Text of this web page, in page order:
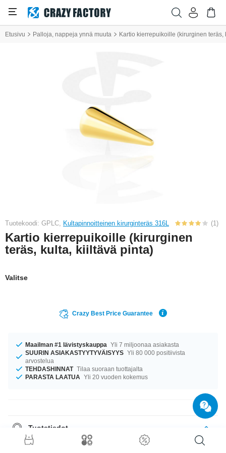
Etusivu Palloja, nappeja ynnä muuta Kartio kierrepuikoille (kirurginen teräs,
Tuotekoodi: GPLC, Kultapinnoitteinen kirurginteräs 316L (1)
Kartio kierrepuikoille (kirurginen
teräs, kulta, kiiltävä pinta)
Valitse
Crazy Best Price Guarantee
Maailman #1 lävistyskauppa Yli 7 miljoonaa asiakasta
SUURIN ASIAKASTYYTYVÄISYYS Yli 80 000 positiivista
arvostelua
TEHDASHINNAT Tilaa suoraan tuottajalta
PARASTA LAATUA Yli 20 vuoden kokemus
Tuotetiedot
In stock with gauges of 1.2 mm and 1.6 mm. The size is 3x7.5 mm. Such a